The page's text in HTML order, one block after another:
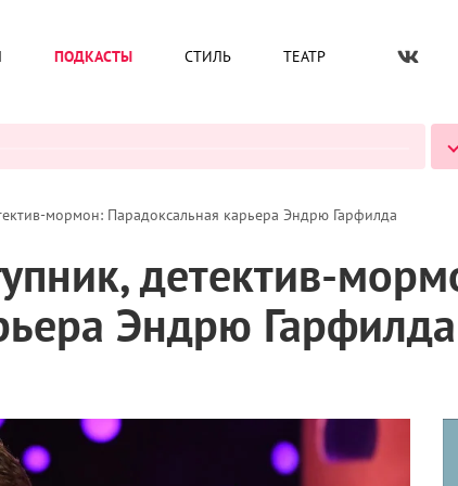
ПОДКАСТЫ СТИЛЬ ТЕАТР
мормон: Парадоксальная карьера Эндрю Гарфилда
детектив-
Эндрю Гарфилда